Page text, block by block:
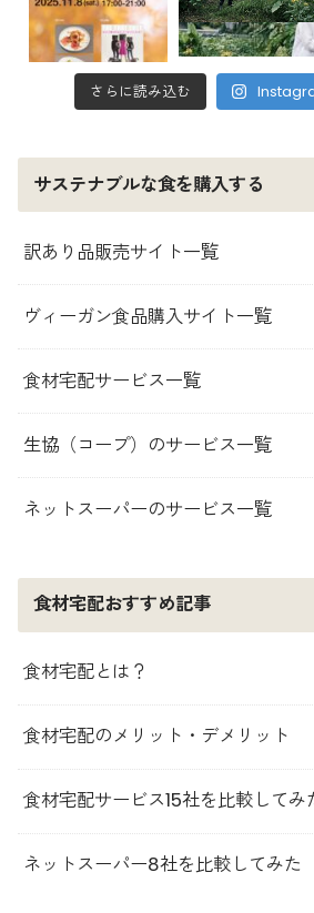
さらに読み込む
サステナブルな食を購入する
訳あり品販売サイト一覧
ヴィーガン食品購入サイト一覧
食材宅配サービス一覧
生協（コープ）のサービス一覧
ネットスーパーのサービス一覧
食材宅配おすすめ記事
食材宅配とは？
食材宅配のメリット・デメリット
食材宅配サービス15社を比較してみ
ネットスーパー8社を比較してみた